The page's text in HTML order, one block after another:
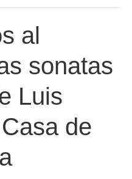
al
sonatas
Luis
de